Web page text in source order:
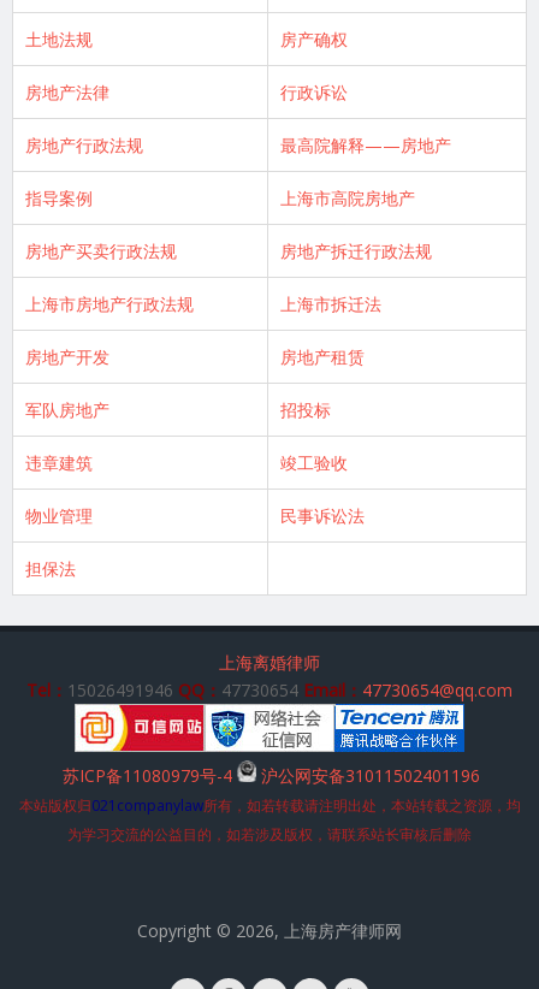
土地法规 房产确权
房地产法律 行政诉讼
房地产行政法规 最高院解释——房地产
指导案例 上海市高院房地产
房地产买卖行政法规 房地产拆迁行政法规
上海市房地产行政法规 上海市拆迁法
房地产开发 房地产租赁
军队房地产 招投标
违章建筑 竣工验收
物业管理 民事诉讼法
担保法
上海离婚律师
Tel： 15026491946 QQ： 47730654 Email： 47730654@qq.com
苏ICP备11080979号-4 沪公网安备31011502401196
本站版权归021companylaw所有，如若转载请注明出处，本站转载之资源，均
为学习交流的公益目的，如若涉及版权，请联系站长审核后删除
Copyright © 2026, 上海房产律师网